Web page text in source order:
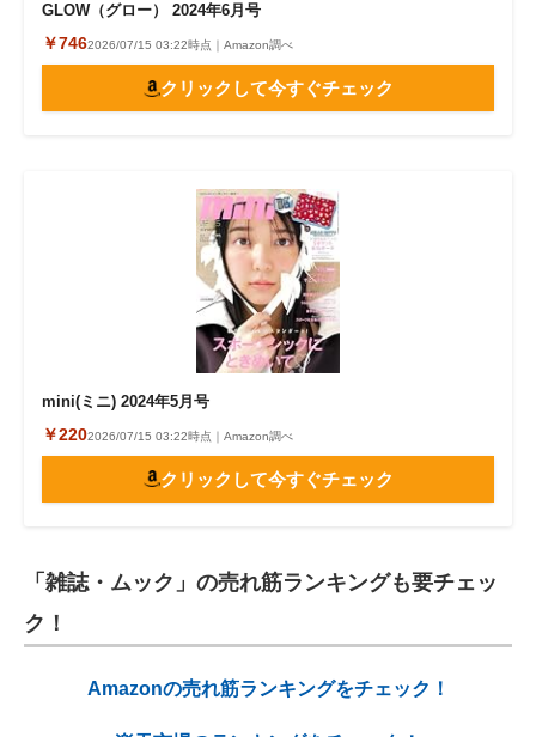
GLOW（グロー） 2024年6月号
￥7462026/07/15 03:22時点｜Amazon調べ
クリックして今すぐチェック
mini(ミニ) 2024年5月号
￥2202026/07/15 03:22時点｜Amazon調べ
クリックして今すぐチェック
「雑誌・ムック」の売れ筋ランキングも要チェッ
ク！
Amazonの売れ筋ランキングをチェック！